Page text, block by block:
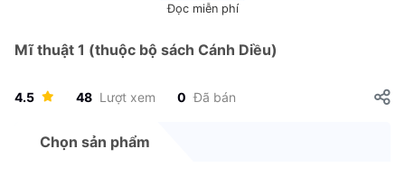
Đọc miễn phí
Mĩ thuật 1 (thuộc bộ sách Cánh Diều)
4.5 48 Lượt xem 0 Đã bán
Chọn sản phẩm